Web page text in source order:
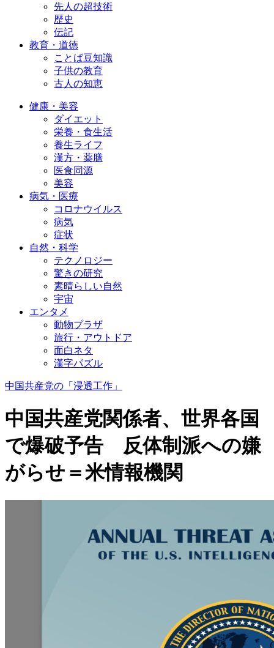
先人の超技術
歴史
伝記
教育・道徳
ことば豆知識
子供の教育
古人の知恵
健康・美容
ダイエット
栄養・食生活
養生ライフ
漢方・薬膳
医食同源
美容
病気・医療
コロナウイルス
病気
症状
自然・科学
テクノロジー
驚きの研究
素晴らしい自然
宇宙
エンタメ
動物プラザ
旅行・アウトドア
面白ネタ
漢字パズル
中国共産党の「浸透工作」
中国共産党関係者、世界各国
で爆破予告 反体制派への嫌
がらせ＝米情報機関